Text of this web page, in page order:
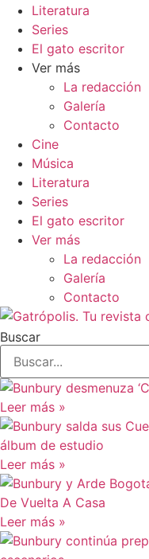
Literatura
Series
El gato escritor
Ver más
La redacción
Galería
Contacto
Cine
Música
Literatura
Series
El gato escritor
Ver más
La redacción
Galería
Contacto
Buscar
Leer más »
Leer más »
Leer más »